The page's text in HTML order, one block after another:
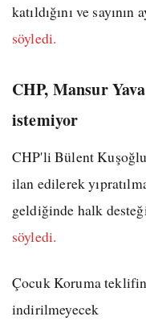
katıldığını ve
söyledi.
CHP, Mansur
istemiyor
CHP'li Bülent
ilan edilerek
geldiğinde halk
söyledi.
Çocuk Koruma
indirilmeyecek